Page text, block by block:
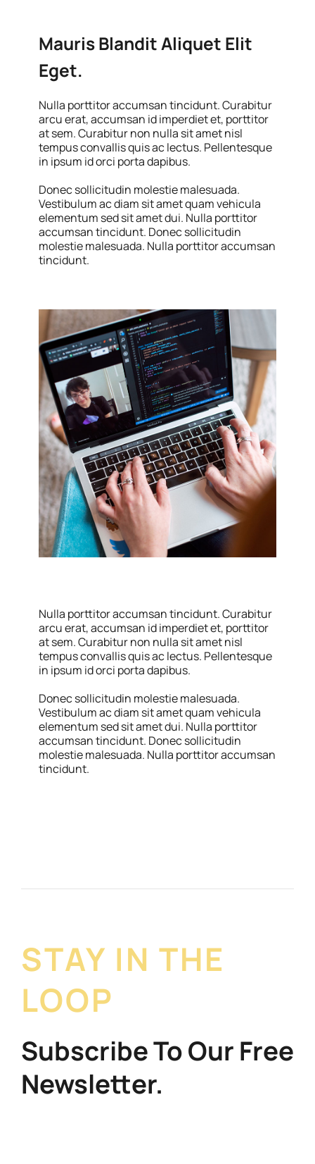
Mauris Blandit Aliquet Elit
Eget.
Nulla porttitor accumsan tincidunt. Curabitur
arcu erat, accumsan id imperdiet et, porttitor
at sem. Curabitur non nulla sit amet nisl
tempus convallis quis ac lectus. Pellentesque
in ipsum id orci porta dapibus.
Donec sollicitudin molestie malesuada.
Vestibulum ac diam sit amet quam vehicula
elementum sed sit amet dui. Nulla porttitor
accumsan tincidunt. Donec sollicitudin
molestie malesuada. Nulla porttitor accumsan
tincidunt.
Nulla porttitor accumsan tincidunt. Curabitur
arcu erat, accumsan id imperdiet et, porttitor
at sem. Curabitur non nulla sit amet nisl
tempus convallis quis ac lectus. Pellentesque
in ipsum id orci porta dapibus.
Donec sollicitudin molestie malesuada.
Vestibulum ac diam sit amet quam vehicula
elementum sed sit amet dui. Nulla porttitor
accumsan tincidunt. Donec sollicitudin
molestie malesuada. Nulla porttitor accumsan
tincidunt.
STAY IN THE
LOOP
Subscribe To Our Free
Newsletter.